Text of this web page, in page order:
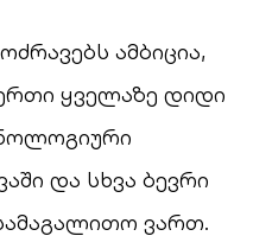
ამბიცია,
ყველაზე დიდი
და სხვა ბევრი
ვართ.